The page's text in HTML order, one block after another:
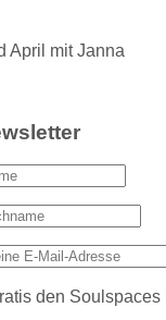
den Soulspaces